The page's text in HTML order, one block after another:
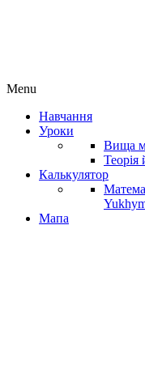
Menu
Навчання
Уроки
Вища
Теорія
Калькулятор
Мапа